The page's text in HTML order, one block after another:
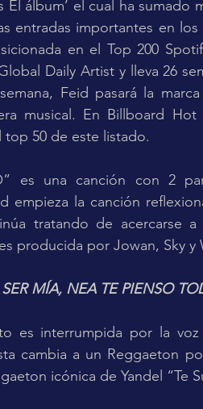
El álbum’ el cual ha
entradas importantes en
en el Top 200
Daily Artist y lleva 26
Feid pasará la
musical. En Billboard
50 de este listado.
es una canción con 2
empieza la canción
tratando de acercarse
producida por Jowan, Sky y
SER MÍA, NEA TE PIENSO
es interrumpida por la
cambia a un Reggaeton
icónica de Yandel “Te